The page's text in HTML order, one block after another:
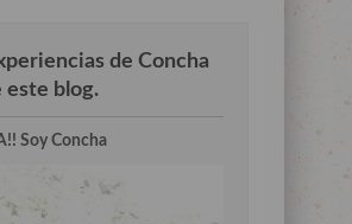
de Concha
este blog.
Soy Concha